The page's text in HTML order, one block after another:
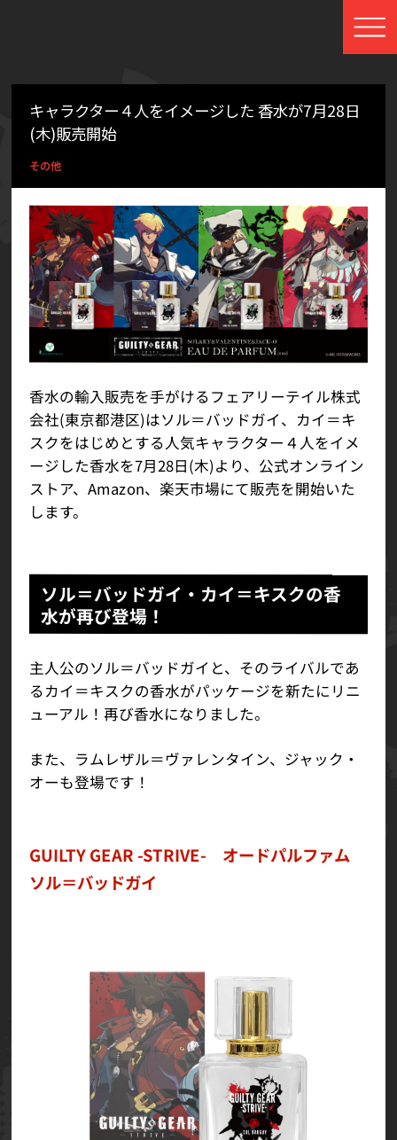
キャラクター４人をイメージした 香水が7月28日
(木)販売開始
その他
香水の輸入販売を手がけるフェアリーテイル株式
会社(東京都港区)はソル＝バッドガイ、カイ＝キ
スクをはじめとする人気キャラクター４人をイメ
ージした香水を7月28日(木)より、公式オンライン
ストア、Amazon、楽天市場にて販売を開始いた
します。
ソル＝バッドガイ・カイ＝キスクの香
水が再び登場！
主人公のソル＝バッドガイと、そのライバルであ
るカイ＝キスクの香水がパッケージを新たに リニ
ューアル！再び香水になりました。
また、ラムレザル＝ヴァレンタイン、ジャック・
オーも登場です！
GUILTY GEAR -STRIVE- オードパルファム
ソル＝バッドガイ